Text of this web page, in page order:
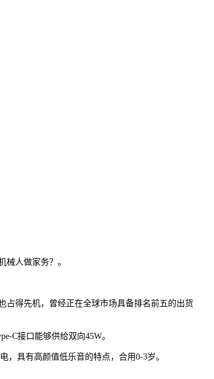
人做家务？。
得先机，曾经正在全球市场具备排名前五的出货
C接口能够供给双向45W。
具有高颜值低乐音的特点，合用0-3岁。